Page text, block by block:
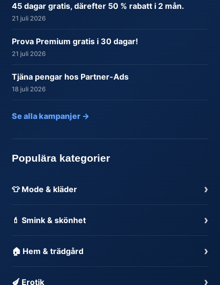
45 dagar gratis, därefter 50 % rabatt i 2 mån.
21 juli 2026
Prova Premium gratis i 30 dagar!
21 juli 2026
Tjäna pengar hos Partner-Ads
18 juli 2026
Se alla kampanjer →
Populära kategorier
👕 Mode & kläder ›
💄 Smink & skönhet ›
🏠 Hem & trädgård ›
🍆 Erotik ›